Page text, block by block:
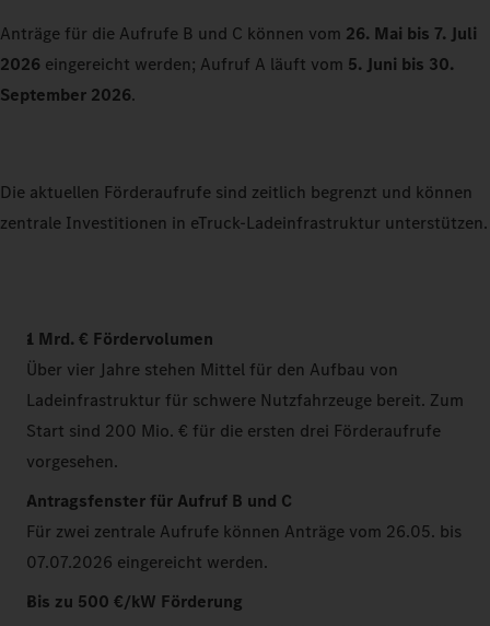
Anträge für die Aufrufe B und C können vom 26. Mai bis 7. Juli
2026 eingereicht werden; Aufruf A läuft vom 5. Juni bis 30.
September 2026.
Die aktuellen Förderaufrufe sind zeitlich begrenzt und können
zentrale Investitionen in eTruck-Ladeinfrastruktur unterstützen.
1 Mrd. € Fördervolumen
Über vier Jahre stehen Mittel für den Aufbau von
Ladeinfrastruktur für schwere Nutzfahrzeuge bereit. Zum
Start sind 200 Mio. € für die ersten drei Förderaufrufe
vorgesehen.
Antragsfenster für Aufruf B und C
Für zwei zentrale Aufrufe können Anträge vom 26.05. bis
07.07.2026 eingereicht werden.
Bis zu 500 €/kW Förderung